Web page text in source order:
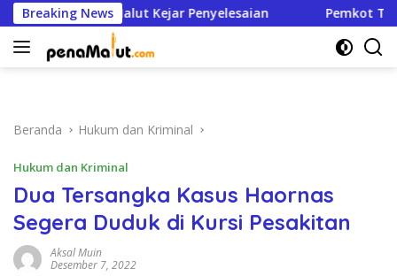
Langsung
ke
konten
Breaking News
Malut Kejar Penyelesaian Pemkot Ternate Hapus
Beranda Hukum dan Kriminal
Hukum dan Kriminal
Dua Tersangka Kasus Haornas
Segera Duduk di Kursi Pesakitan
Aksal Muin
Desember 7, 2022